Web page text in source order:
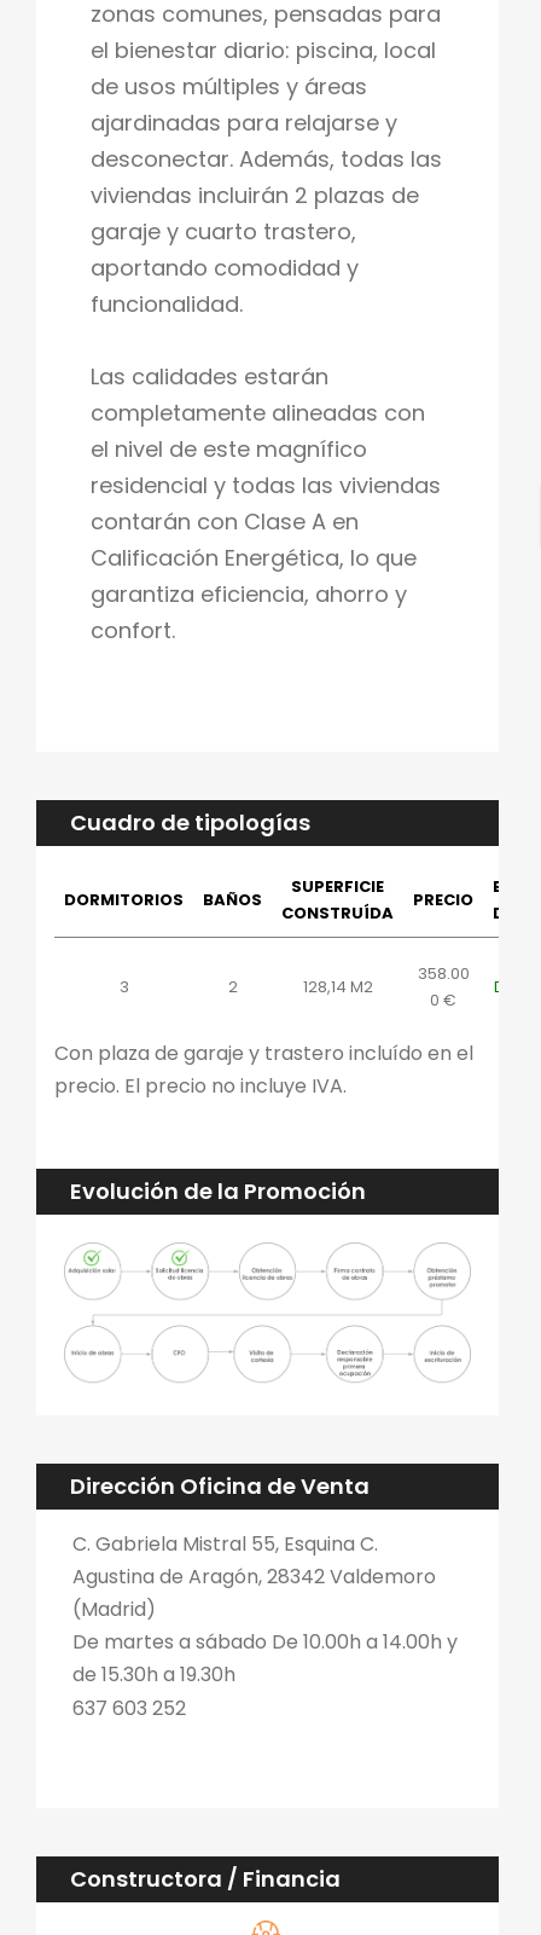
zonas comunes, pensadas para
el bienestar diario: piscina, local
de usos múltiples y áreas
ajardinadas para relajarse y
desconectar. Además, todas las
viviendas incluirán 2 plazas de
garaje y cuarto trastero,
aportando comodidad y
funcionalidad.
Las calidades estarán
completamente alineadas con
el nivel de este magnífico
residencial y todas las viviendas
contarán con Clase A en
Calificación Energética, lo que
garantiza eficiencia, ahorro y
confort.
Cuadro de tipologías
DORMITORIOS BAÑOS
SUPERFICIE
CONSTRUÍDA
PRECIO
DE
3 2 128,14 M2
358.00
0 €
Con plaza de garaje y trastero incluído en el
precio. El precio no incluye IVA.
Evolución de la Promoción
Dirección Oficina de Venta
C. Gabriela Mistral 55, Esquina C.
Agustina de Aragón, 28342 Valdemoro
(Madrid)
De martes a sábado De 10.00h a 14.00h y
de 15.30h a 19.30h
637 603 252
Constructora / Financia